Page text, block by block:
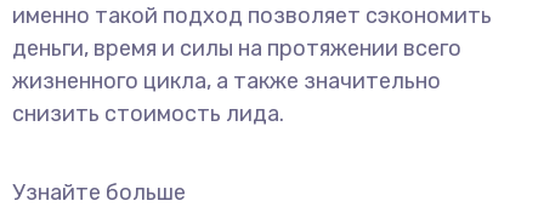
именно такой подход позволяет сэкономить
деньги, время и силы на протяжении всего
жизненного цикла, а также значительно
снизить стоимость лида.
Узнайте больше